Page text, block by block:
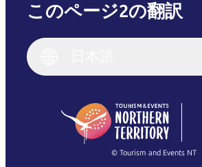
このページ2の翻訳
English (US)
English
(Singapore)
Français
繁
© Tourism and Events NT